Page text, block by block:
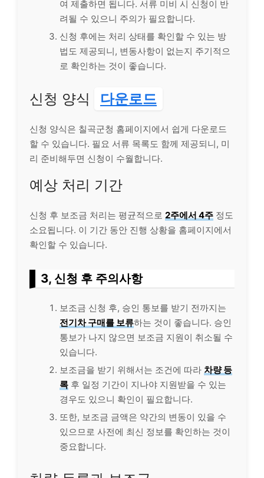
여 제출하면 됩니다. 서류 미비 시 신청이 반
려될 수 있으니 주의가 필요합니다.
신청 후에는 처리 상태를 확인할 수 있는 방
법도 제공되니, 변동사항이 없는지 주기적으
로 확인하는 것이 좋습니다.
신청 양식 다운로드
신청 양식은 칠곡군청 홈페이지에서 쉽게 다운로드
할 수 있습니다. 필요 서류 목록도 함께 제공되니, 미
리 준비해두면 신청이 수월합니다.
예상 처리 기간
신청 후 보조금 처리는 평균적으로 2주에서 4주 정도
소요됩니다. 이 기간 동안 진행 상황을 홈페이지에서
확인할 수 있습니다.
3, 신청 후 주의사항
보조금 신청 후, 승인 통보를 받기 전까지는
전기차 구매를 보류하는 것이 좋습니다. 승인
통보가 나지 않으면 보조금 지원이 취소될 수
있습니다.
보조금을 받기 위해서는 조건에 따라 차량 등
록 후 일정 기간이 지나야 지원받을 수 있는
경우도 있으니 확인이 필요합니다.
또한, 보조금 금액은 약간의 변동이 있을 수
있으므로 사전에 최신 정보를 확인하는 것이
중요합니다.